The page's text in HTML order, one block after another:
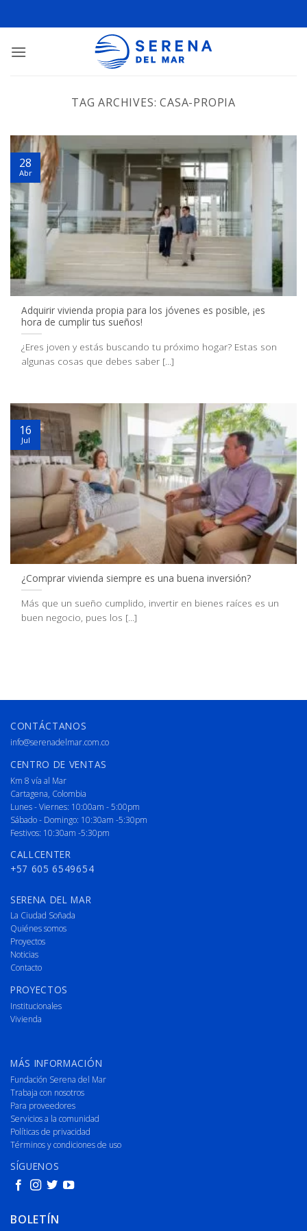
TAG ARCHIVES:CASA-PROPIA
Adquirir vivienda propia para los jóvenes es posible, ¡es
hora de cumplir tus sueños!
¿Eres joven y estás buscando tu próximo hogar? Estas son
algunas cosas que debes saber [...]
28
Abr
¿Comprar vivienda siempre es una buena inversión?
Más que un sueño cumplido, invertir en bienes raíces es un
buen negocio, pues los [...]
16
Jul
CONTÁCTANOS
info@serenadelmar.com.co
CENTRO DE VENTAS
Km 8 vía al Mar
Cartagena, Colombia
Lunes - Viernes: 10:00am - 5:00pm
Sábado - Domingo: 10:30am -5:30pm
Festivos: 10:30am -5:30pm
CALLCENTER
+57 605 6549654
SERENA DEL MAR
La Ciudad Soñada
Quiénes somos
Proyectos
Noticias
Contacto
PROYECTOS
Institucionales
Vivienda
MÁS INFORMACIÓN
Fundación Serena del Mar
Trabaja con nosotros
Para proveedores
Servicios a la comunidad
Políticas de privacidad
Términos y condiciones de uso
SÍGUENOS
BOLETÍN